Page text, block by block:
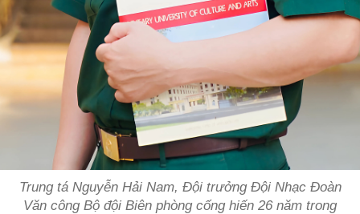
Trung tá Nguyễn Hải Nam, Đội trưởng Đội Nhạc Đoàn
Văn công Bộ đội Biên phòng cống hiến 26 năm trong